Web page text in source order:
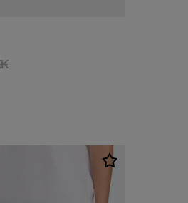
DKK
Kampagnepris: 629,00 DKK